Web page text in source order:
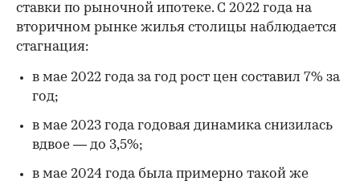
ставки по рыночной ипотеке. С 2022 года на
вторичном рынке жилья столицы наблюдается
стагнация:
в мае 2022 года за год рост цен составил 7% за
год;
в мае 2023 года годовая динамика снизилась
вдвое — до 3,5%;
в мае 2024 года была примерно такой же